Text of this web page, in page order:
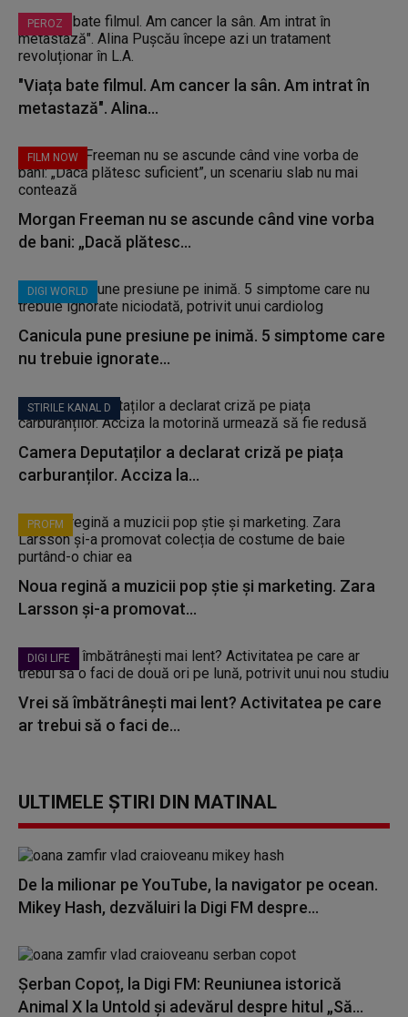
PEROZ
"Viața bate filmul. Am cancer la sân. Am intrat în
metastază". Alina...
FILM NOW
Morgan Freeman nu se ascunde când vine vorba
de bani: „Dacă plătesc...
DIGI WORLD
Canicula pune presiune pe inimă. 5 simptome care
nu trebuie ignorate...
STIRILE KANAL D
Camera Deputaților a declarat criză pe piața
carburanților. Acciza la...
PROFM
Noua regină a muzicii pop știe și marketing. Zara
Larsson și-a promovat...
DIGI LIFE
Vrei să îmbătrânești mai lent? Activitatea pe care
ar trebui să o faci de...
ULTIMELE ȘTIRI DIN MATINAL
De la milionar pe YouTube, la navigator pe ocean.
Mikey Hash, dezvăluiri la Digi FM despre...
Șerban Copoț, la Digi FM: Reuniunea istorică
Animal X la Untold și adevărul despre hitul „Să...